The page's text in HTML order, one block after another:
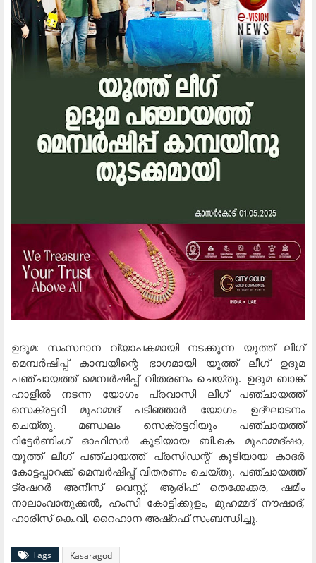
ഉദുമ: സംസ്ഥാന വ്യാപകമായി നടക്കുന്ന യൂത്ത് ലീഗ്
മെമ്പര്‍ഷിപ്പ് കാമ്പയിന്റെ ഭാഗമായി യൂത്ത് ലീഗ് ഉദുമ
പഞ്ചായത്ത് മെമ്പര്‍ഷിപ്പ് വിതരണം ചെയ്തു. ഉദുമ ബാങ്ക്
ഹാളില്‍ നടന്ന യോഗം പ്രവാസി ലീഗ് പഞ്ചായത്ത്
സെക്രട്ടറി മുഹമ്മദ് പടിഞ്ഞാര്‍ യോഗം ഉദ്ഘാടനം
ചെയ്തു. മണ്ഡലം സെക്രട്ടറിയും പഞ്ചായത്ത്
റിട്ടേര്‍ണിംഗ് ഓഫിസര്‍ കൂടിയായ ബി.കെ മുഹമ്മദ്ഷാ,
യൂത്ത് ലീഗ് പഞ്ചായത്ത് പ്രസിഡന്റ് കൂടിയായ കാദര്‍
കോട്ടപ്പാറക്ക് മെമ്പര്‍ഷിപ്പ് വിതരണം ചെയ്തു. പഞ്ചായത്ത്
ട്രഷറര്‍ അനീസ് വെസ്റ്റ്, ആരിഫ് തെക്കേക്കര, ഷമീം
നാലാംവാതുക്കല്‍, ഹംസി കോട്ടിക്കുളം, മുഹമ്മദ് നൗഷാദ്,
ഹാരിസ് കെ.വി, റൈഹാന അഷ്റഫ് സംബന്ധിച്ചു.
Tags Kasaragod